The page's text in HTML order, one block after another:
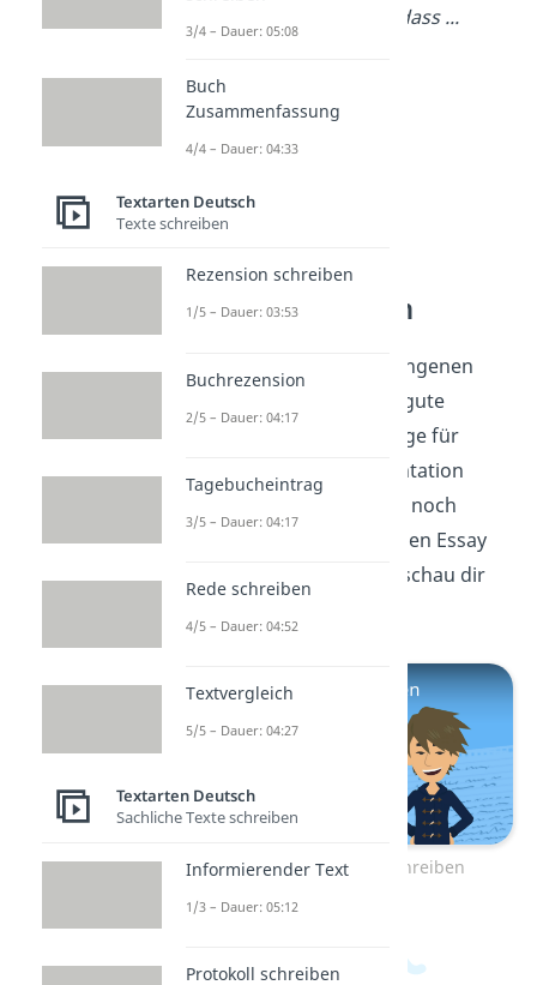
Ich plädiere dafür, dass ...
Essay schreiben
Nun hast du einen gelungenen
Beispieltext und einige gute
Formulierungsvorschläge für
deine nächste Argumentation
gesehen. Wenn du jetzt noch
wissen willst, wie du einen Essay
richtig schreibst, dann schau dir
Zum Video: Essay schreiben
3/4 – Dauer: 05:08
Buch
Zusammenfassung
4/4 – Dauer: 04:33
Textarten Deutsch
Texte schreiben
Rezension schreiben
1/5 – Dauer: 03:53
Buchrezension
2/5 – Dauer: 04:17
Tagebucheintrag
3/5 – Dauer: 04:17
Rede schreiben
4/5 – Dauer: 04:52
Textvergleich
5/5 – Dauer: 04:27
Textarten Deutsch
Sachliche Texte schreiben
Informierender Text
1/3 – Dauer: 05:12
Protokoll schreiben